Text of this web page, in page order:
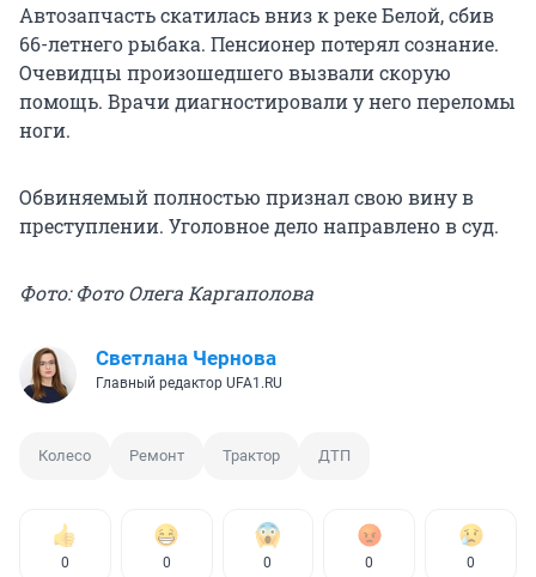
Автозапчасть скатилась вниз к реке Белой, сбив
66-летнего рыбака. Пенсионер потерял сознание.
Очевидцы произошедшего вызвали скорую
помощь. Врачи диагностировали у него переломы
ноги.
Обвиняемый полностью признал свою вину в
преступлении. Уголовное дело направлено в суд.
Фото: Фото Олега Каргаполова
Светлана Чернова
Главный редактор UFA1.RU
Колесо Ремонт Трактор ДТП
0 0 0 0 0